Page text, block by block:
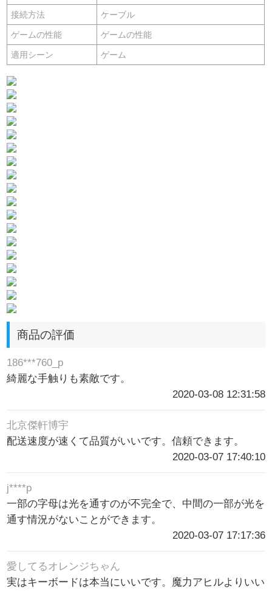
接続方法 ケーブル
ゲームの性能 ゲームの性能
適用シーン ゲーム
商品の評価
186***760_p
綺麗な手触りも素敵です。
2020-03-08 12:31:58
北京傑軒博宇
配送速度が速くて品質がいいです。信頼できます。
2020-03-07 17:40:10
j****p
一部の字母は光を通すのが不完全で、中間の一部が光を
通す情況がないことができます。
2020-03-07 17:17:36
愛してるオレンジちゃん
実はキーボードは本当にいいです。魔力アヒルよりいい